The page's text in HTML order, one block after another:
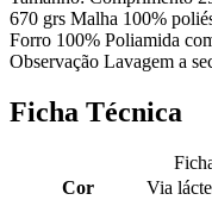
670 grs Malha 100%
Forro 100% Poliamida
Observação Lavagem a
Ficha Técnica
Cor
Via